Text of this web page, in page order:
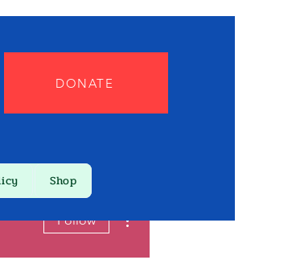
DONATE
Shop
Follow